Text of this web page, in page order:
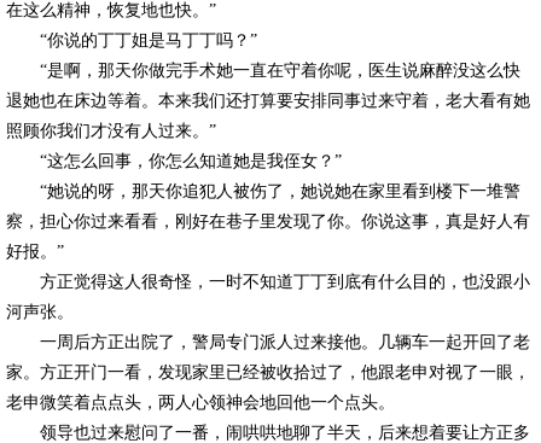
在这么精神，恢复地也快。”
“你说的丁丁姐是马丁丁吗？”
“是啊，那天你做完手术她一直在守着你呢，医生说麻醉没这么快
退她也在床边等着。本来我们还打算要安排同事过来守着，老大看有她
照顾你我们才没有人过来。”
“这怎么回事，你怎么知道她是我侄女？”
“她说的呀，那天你追犯人被伤了，她说她在家里看到楼下一堆警
察，担心你过来看看，刚好在巷子里发现了你。你说这事，真是好人有
好报。”
方正觉得这人很奇怪，一时不知道丁丁到底有什么目的，也没跟小
河声张。
一周后方正出院了，警局专门派人过来接他。几辆车一起开回了老
家。方正开门一看，发现家里已经被收拾过了，他跟老申对视了一眼，
老申微笑着点点头，两人心领神会地回他一个点头。
领导也过来慰问了一番，闹哄哄地聊了半天，后来想着要让方正多